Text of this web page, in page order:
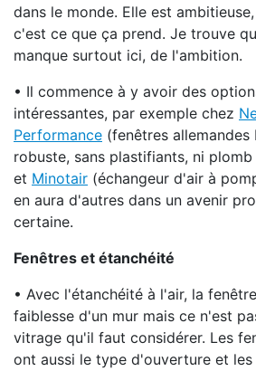
dans le monde. Elle est
c'est ce que ça prend. Je trouve
manque surtout ici, de l'ambition.
• Il commence à y avoir des
intéressantes, par exemple chez
Performance (fenêtres allemandes
robuste, sans plastifiants, ni
et Minotair (échangeur d'air à
en aura d'autres dans un avenir
certaine.
Fenêtres et étanchéité
• Avec l'étanchéité à l'air, la
faiblesse d'un mur mais ce n'est
vitrage qu'il faut considérer. Les
ont aussi le type d'ouverture et les